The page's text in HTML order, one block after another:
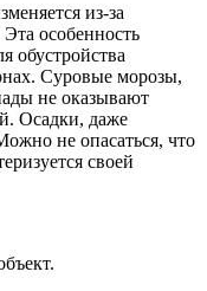
из-за
особенность
обустройства
Суровые морозы,
не оказывают
Осадки, даже
не опасаться, что
своей